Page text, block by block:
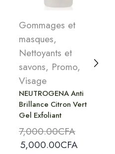
Gommages et
masques,
Nettoyants et
savons, Promo,
Visage
NEUTROGENA Anti
Brillance Citron Vert
Gel Exfoliant
7,000.00CFA
5,000.00CFA